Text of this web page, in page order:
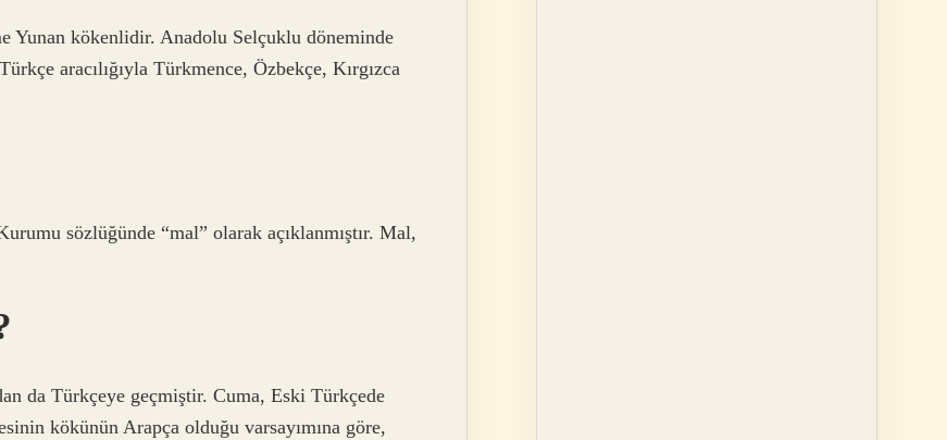
kökenlidir. Anadolu Selçuklu döneminde
aracılığıyla Türkmence, Özbekçe, Kırgızca
sözlüğünde “mal” olarak açıklanmıştır. Mal,
da Türkçeye geçmiştir. Cuma, Eski Türkçede
kökünün Arapça olduğu varsayımına göre,